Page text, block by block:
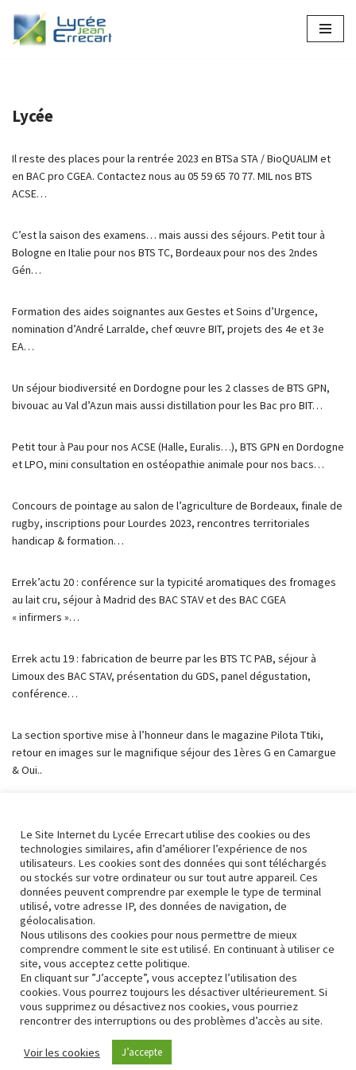
Aller
Lycée
Il reste des places pour la rentrée 2023 en BTSa STA / BioQUALIM et
en BAC pro CGEA. Contactez nous au 05 59 65 70 77. MIL nos BTS
ACSE…
C’est la saison des examens… mais aussi des séjours. Petit tour à
Bologne en Italie pour nos BTS TC, Bordeaux pour nos des 2ndes
Gén…
Formation des aides soignantes aux Gestes et Soins d’Urgence,
nomination d’André Larralde, chef œuvre BIT, projets des 4e et 3e
EA…
Un séjour biodiversité en Dordogne pour les 2 classes de BTS GPN,
bivouac au Val d’Azun mais aussi distillation pour les Bac pro BIT…
Petit tour à Pau pour nos ACSE (Halle, Euralis…), BTS GPN en Dordogne
et LPO, mini consultation en ostéopathie animale pour nos bacs…
Concours de pointage au salon de l’agriculture de Bordeaux, finale de
rugby, inscriptions pour Lourdes 2023, rencontres territoriales
handicap & formation…
Errek’actu 20 : conférence sur la typicité aromatiques des fromages
au lait cru, séjour à Madrid des BAC STAV et des BAC CGEA
« infirmers »…
Errek actu 19 : fabrication de beurre par les BTS TC PAB, séjour à
Limoux des BAC STAV, présentation du GDS, panel dégustation,
conférence…
La section sportive mise à l’honneur dans le magazine Pilota Ttiki,
retour en images sur le magnifique séjour des 1ères G en Camargue
& Oui..
transitions, TP labour pour les bac CGEA et séjour à Aigues mortes…
« Précédent 1 2 3 4
… 7 Suivant »
Conformité RGPD
Le Site Internet du Lycée Errecart utilise des cookies ou des
technologies similaires, afin d’améliorer l’expérience de nos
utilisateurs. Les cookies sont des données qui sont téléchargés
ou stockés sur votre ordinateur ou sur tout autre appareil. Ces
données peuvent comprendre par exemple le type de terminal
utilisé, votre adresse IP, des données de navigation, de
géolocalisation.
Nous utilisons des cookies pour nous permettre de mieux
comprendre comment le site est utilisé. En continuant à utiliser ce
site, vous acceptez cette politique.
En cliquant sur ”J’accepte”, vous acceptez l’utilisation des
cookies. Vous pourrez toujours les désactiver ultérieurement. Si
vous supprimez ou désactivez nos cookies, vous pourriez
rencontrer des interruptions ou des problèmes d’accès au site.
Voir les cookies J’accepte